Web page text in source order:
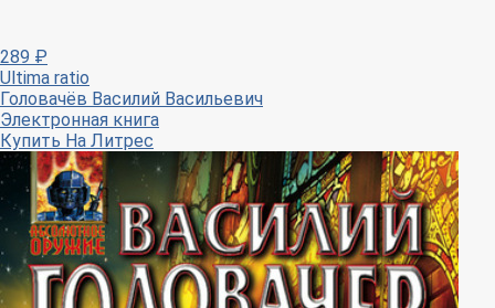
289 ₽
Ultima ratio
Головачёв Василий Васильевич
Электронная книга
Купить На Литрес